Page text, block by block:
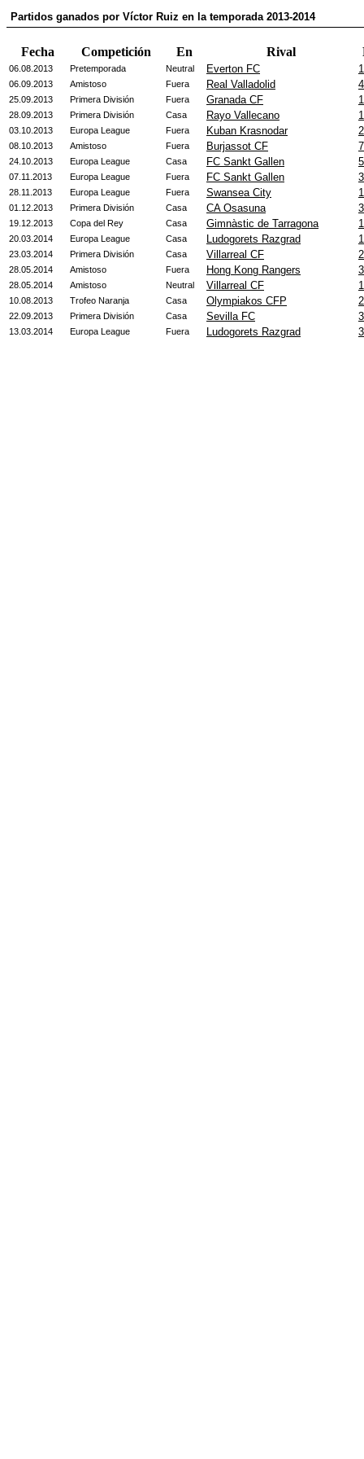
Partidos ganados por Víctor Ruiz en la temporada 2013-2014
Fecha Competición En Rival
06.08.2013 Pretemporada Neutral Everton FC
06.09.2013 Amistoso Fuera Real Valladolid
25.09.2013 Primera División Fuera Granada CF
28.09.2013 Primera División Casa Rayo Vallecano
03.10.2013 Europa League Fuera Kuban Krasnodar
08.10.2013 Amistoso Fuera Burjassot CF
24.10.2013 Europa League Casa FC Sankt Gallen
07.11.2013 Europa League Fuera FC Sankt Gallen
28.11.2013 Europa League Fuera Swansea City
01.12.2013 Primera División Casa CA Osasuna
19.12.2013 Copa del Rey Casa Gimnàstic de Tarragona
20.03.2014 Europa League Casa Ludogorets Razgrad
23.03.2014 Primera División Casa Villarreal CF
28.05.2014 Amistoso Fuera Hong Kong Rangers
28.05.2014 Amistoso Neutral Villarreal CF
10.08.2013 Trofeo Naranja Casa Olympiakos CFP
22.09.2013 Primera División Casa Sevilla FC
13.03.2014 Europa League Fuera Ludogorets Razgrad